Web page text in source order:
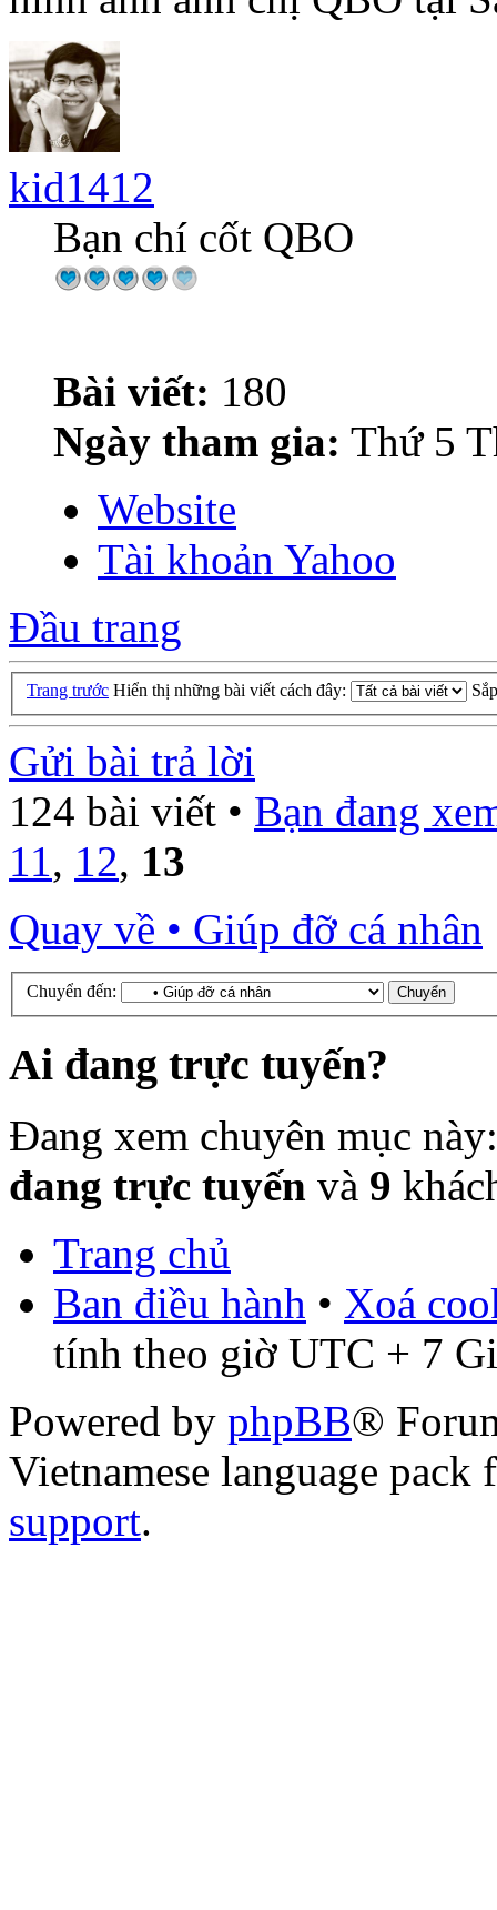
kid1412
Bạn chí cốt QBO
Bài viết: 180
Ngày tham gia: Thứ 5
Website
Tài khoản Yahoo
Đầu trang
Trang trước Hiển thị những bài viết cách đây:
Gửi bài trả lời
124 bài viết • Bạn đang
11, 12, 13
Quay về • Giúp đỡ cá nhân
Chuyển đến:
Ai đang trực tuyến?
Đang xem chuyên mục
đang trực tuyến và 9
Trang chủ
Ban điều hành • Xoá
tính theo giờ UTC + 7
Powered by phpBB®
Vietnamese language
support.